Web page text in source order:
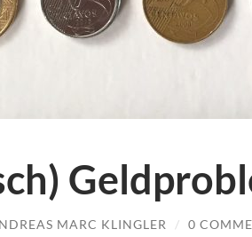
MARC KLINGLER / 0